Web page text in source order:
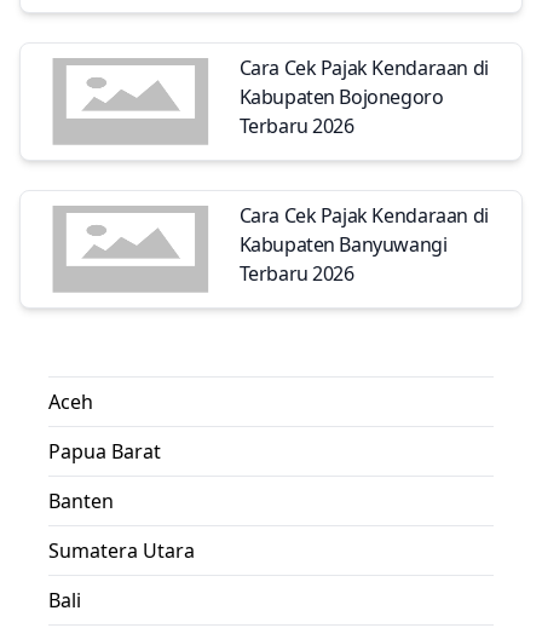
Cara Cek Pajak Kendaraan di
Kabupaten Bojonegoro
Terbaru 2026
Cara Cek Pajak Kendaraan di
Kabupaten Banyuwangi
Terbaru 2026
Aceh
Papua Barat
Banten
Sumatera Utara
Bali